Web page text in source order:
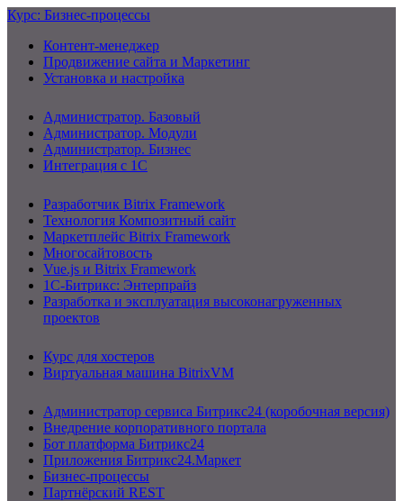
Курс: Бизнес-процессы
Контент-менеджер
Продвижение сайта и Маркетинг
Установка и настройка
Администратор. Базовый
Администратор. Модули
Администратор. Бизнес
Интеграция с 1С
Разработчик Bitrix Framework
Технология Композитный сайт
Маркетплейс Bitrix Framework
Многосайтовость
Vue.js и Bitrix Framework
1С-Битрикс: Энтерпрайз
Разработка и эксплуатация высоконагруженных
проектов
Курс для хостеров
Виртуальная машина BitrixVM
Администратор сервиса Битрикс24 (коробочная версия)
Внедрение корпоративного портала
Бот платформа Битрикс24
Приложения Битрикс24.Маркет
Бизнес-процессы
Партнёрский REST